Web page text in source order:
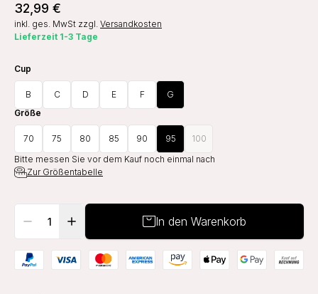
32,99 €
inkl. ges. MwSt zzgl. Versandkosten
Lieferzeit 1-3 Tage
Cup
B C D E F
G
Größe
70 75 80 85 90 95
100
Bitte messen Sie vor dem Kauf noch einmal nach
Zur Größentabelle
In den Warenkorb